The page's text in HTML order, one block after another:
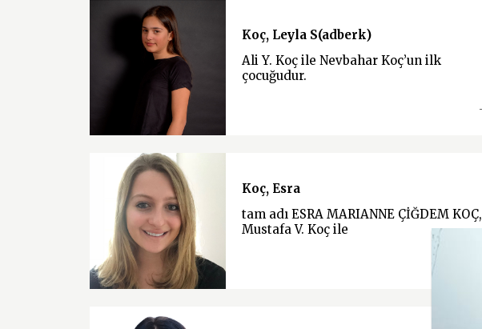
Koç, Leyla S(adberk)
Ali Y. Koç ile Nevbahar Koç’un ilk
çocuğudur.
Koç, Esra
tam adı ESRA MARIANNE ÇİĞDEM KOÇ,
Mustafa V. Koç ile